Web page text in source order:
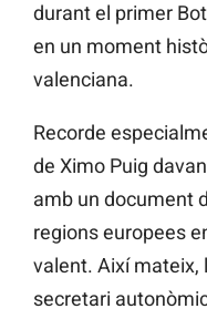
durant el primer
en un moment
valenciana.
Recorde
de Ximo Puig
amb un document
regions europees
valent. Així mateix,
secretari